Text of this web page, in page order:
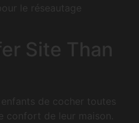
le réseautage
Site Than
de cocher toutes
confort de leur maison.